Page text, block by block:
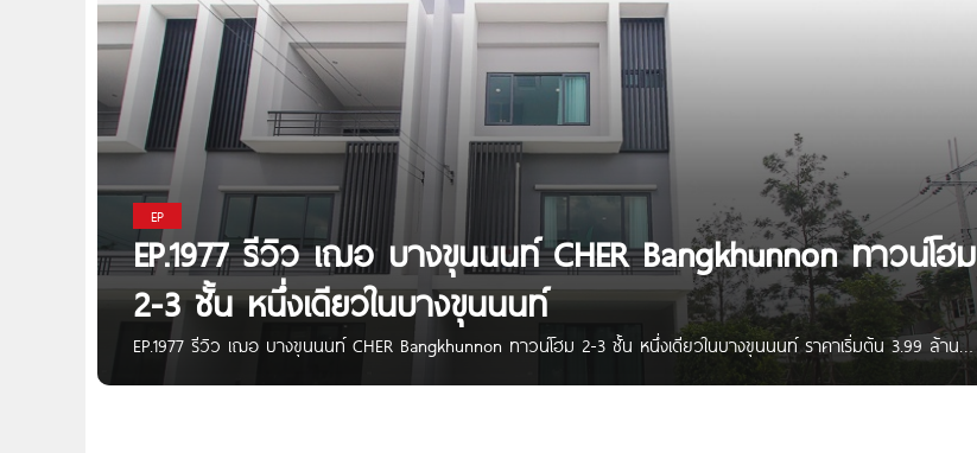
EP
EP.1977 รีวิว เฌอ บางขุนนนท์ CHER Bangkhunnon ทาวน์โฮม
2-3 ชั้น หนึ่งเดียวในบางขุนนนท์
EP.1977 รีวิว เฌอ บางขุนนนท์ CHER Bangkhunnon ทาวน์โฮม 2-3 ชั้น หนึ่งเดียวในบางขุนนนท์ ราคาเริ่มต้น 3.99 ล้าน